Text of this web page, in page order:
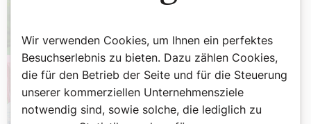
Wir verwenden Cookies, um Ihnen ein perfektes
Besuchserlebnis zu bieten. Dazu zählen Cookies,
die für den Betrieb der Seite und für die Steuerung
unserer kommerziellen Unternehmensziele
notwendig sind, sowie solche, die lediglich zu